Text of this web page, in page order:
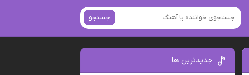
جستجو
جدیدترین ها